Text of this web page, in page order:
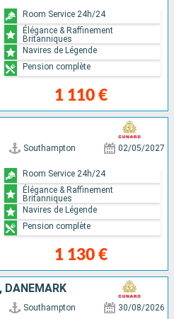
1 110 €
Room Service 24h/24
Élégance & Raffinement
Britanniques
Navires de Légende
Pension complète
Southampton 02/05/2027
1 130 €
Room Service 24h/24
Élégance & Raffinement
Britanniques
Navires de Légende
Pension complète
DANEMARK
Southampton 30/08/2026